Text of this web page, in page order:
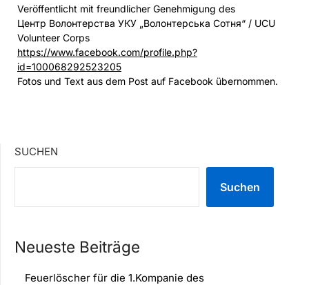
Veröffentlicht mit freundlicher Genehmigung des
Центр Волонтерства УКУ „Волонтерська Сотня“ / UCU
Volunteer Corps
https://www.facebook.com/profile.php?
id=100068292523205
Fotos und Text aus dem Post auf Facebook übernommen.
SUCHEN
Suchen
Neueste Beiträge
Feuerlöscher für die 1.Kompanie des